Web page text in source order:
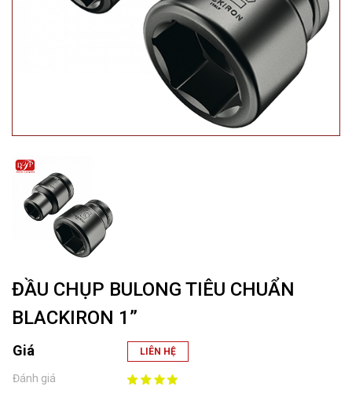
ĐẦU CHỤP BULONG TIÊU CHUẨN
BLACKIRON 1”
Giá LIÊN HỆ
Đánh giá